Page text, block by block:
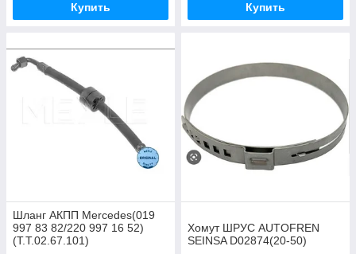
Купить Купить
Шланг АКПП Mercedes(019
997 83 82/220 997 16 52)
(T.T.02.67.101)
Хомут ШРУС AUTOFREN
SEINSA D02874(20-50)